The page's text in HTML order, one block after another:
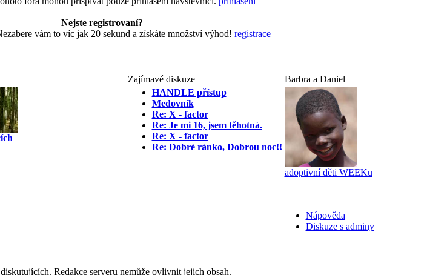
Nejste registrovaní?
vám to víc jak 20 sekund a získáte množství výhod! registrace
Zajímavé diskuze Barbra a Daniel
HANDLE přístup
Medovník
Re: X - factor
Re: Je mi 16, jsem těhotná.
Re: X - factor
Re: Dobré ránko, Dobrou noc!!
adoptivní děti WEEKu
Nápověda
Diskuze s adminy
Redakce serveru nemůže ovlivnit jejich obsah.